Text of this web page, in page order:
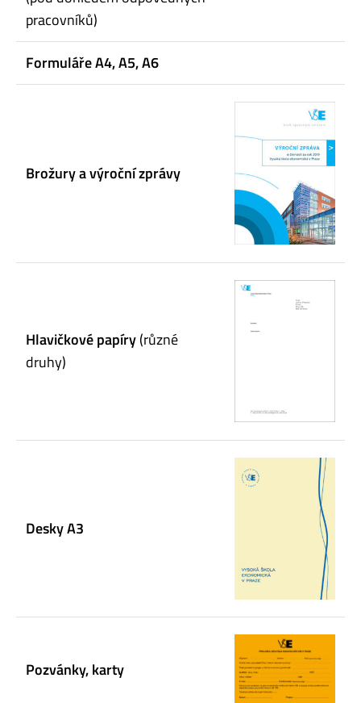
pracovníků)
Formuláře A4, A5, A6
Brožury a výroční zprávy
Hlavičkové papíry(různé
druhy)
Desky A3
Pozvánky, karty